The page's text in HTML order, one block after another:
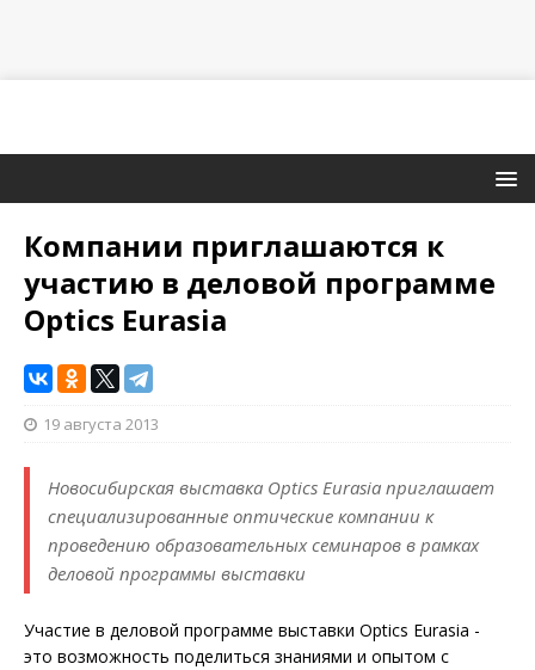
Компании приглашаются к
участию в деловой программе
Optics Eurasia
19 августа 2013
Новосибирская выставка Optics Eurasia приглашает
специализированные оптические компании к
проведению образовательных семинаров в рамках
деловой программы выставки
Участие в деловой программе выставки Optics Eurasia -
это возможность поделиться знаниями и опытом с